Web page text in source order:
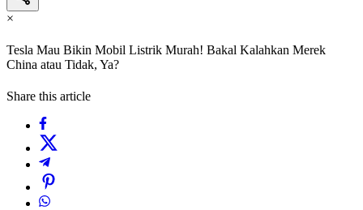
×
Tesla Mau Bikin Mobil Listrik Murah! Bakal Kalahkan Merek
China atau Tidak, Ya?
Share this article